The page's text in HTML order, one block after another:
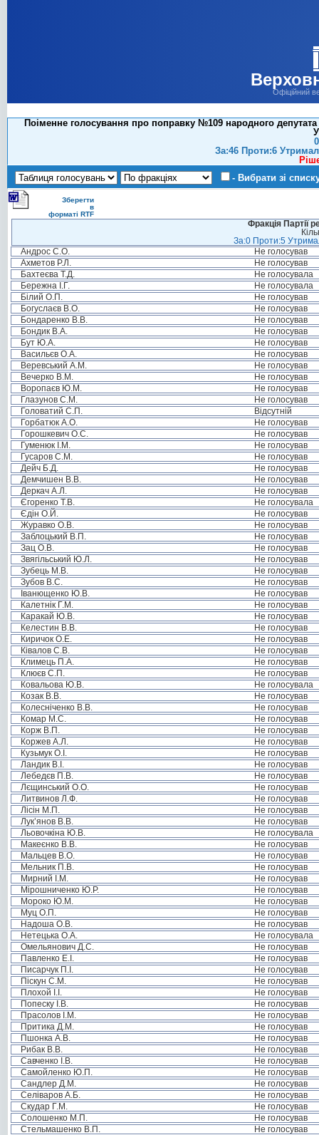
Офіційний
Поіменне голосування про поправку №109 народного депутата
За:46 Проти:6
- Вибрати зі
Зберегти
в
форматі RTF
Фракція Партії
За:0 Проти:5
Андрос С.О.
Не голосував
Ахметов Р.Л.
Не голосував
Бахтеєва Т.Д.
Не голосувала
Бережна І.Г.
Не голосувала
Білий О.П.
Не голосував
Богуслаєв В.О.
Не голосував
Бондаренко В.В.
Не голосував
Бондик В.А.
Не голосував
Бут Ю.А.
Не голосував
Васильєв О.А.
Не голосував
Веревський А.М.
Не голосував
Вечерко В.М.
Не голосував
Воропаєв Ю.М.
Не голосував
Глазунов С.М.
Не голосував
Головатий С.П.
Відсутній
Горбатюк А.О.
Не голосував
Горошкевич О.С.
Не голосував
Гуменюк І.М.
Не голосував
Гусаров С.М.
Не голосував
Дейч Б.Д.
Не голосував
Демчишен В.В.
Не голосував
Деркач А.Л.
Не голосував
Єгоренко Т.В.
Не голосувала
Єдін О.Й.
Не голосував
Журавко О.В.
Не голосував
Заблоцький В.П.
Не голосував
Зац О.В.
Не голосував
Звягільський Ю.Л.
Не голосував
Зубець М.В.
Не голосував
Зубов В.С.
Не голосував
Іванющенко Ю.В.
Не голосував
Калетнік Г.М.
Не голосував
Каракай Ю.В.
Не голосував
Келестин В.В.
Не голосував
Киричок О.Е.
Не голосував
Ківалов С.В.
Не голосував
Климець П.А.
Не голосував
Клюєв С.П.
Не голосував
Ковальова Ю.В.
Не голосувала
Козак В.В.
Не голосував
Колесніченко В.В.
Не голосував
Комар М.С.
Не голосував
Корж В.П.
Не голосував
Коржев А.Л.
Не голосував
Кузьмук О.І.
Не голосував
Ландик В.І.
Не голосував
Лебедєв П.В.
Не голосував
Лєщинський О.О.
Не голосував
Литвинов Л.Ф.
Не голосував
Лісін М.П.
Не голосував
Лук’янов В.В.
Не голосував
Льовочкіна Ю.В.
Не голосувала
Макеєнко В.В.
Не голосував
Мальцев В.О.
Не голосував
Мельник П.В.
Не голосував
Мирний І.М.
Не голосував
Мірошниченко Ю.Р.
Не голосував
Мороко Ю.М.
Не голосував
Муц О.П.
Не голосував
Надоша О.В.
Не голосував
Нетецька О.А.
Не голосувала
Омельянович Д.С.
Не голосував
Павленко Е.І.
Не голосував
Писарчук П.І.
Не голосував
Піскун С.М.
Не голосував
Плохой І.І.
Не голосував
Попеску І.В.
Не голосував
Прасолов І.М.
Не голосував
Притика Д.М.
Не голосував
Пшонка А.В.
Не голосував
Рибак В.В.
Не голосував
Савченко І.В.
Не голосував
Самойленко Ю.П.
Не голосував
Сандлер Д.М.
Не голосував
Селіваров А.Б.
Не голосував
Скудар Г.М.
Не голосував
Солошенко М.П.
Не голосував
Стельмашенко В.П.
Не голосував